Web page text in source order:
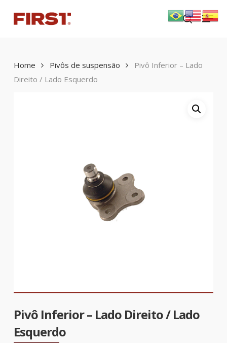
main
search
Menu
Home Pivôs de suspensão
Pivô Inferior – Lado
Direito / Lado Esquerdo
Pivô Inferior – Lado Direito / Lado
Esquerdo